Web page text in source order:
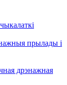
прылады і
дрэнажная